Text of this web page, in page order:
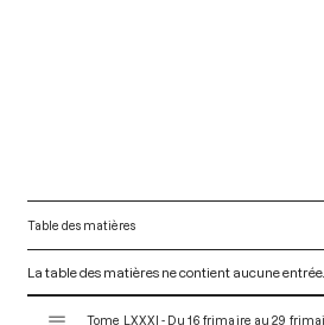
Table des matières
La table des matières ne contient aucune entrée.